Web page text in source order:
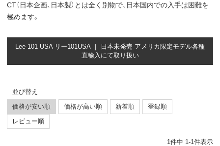
CT（日本企画、日本製）とは全く別物で、日本国内での入手は困難を
極めます。
Lee 101 USA リー101USA ｜ 日本未発売 アメリカ限定モデル各種
直輸入にて取り扱い
並び替え
価格が安い順
価格が高い順 新着順
登録順
レビュー順
1件中 1-1件表示